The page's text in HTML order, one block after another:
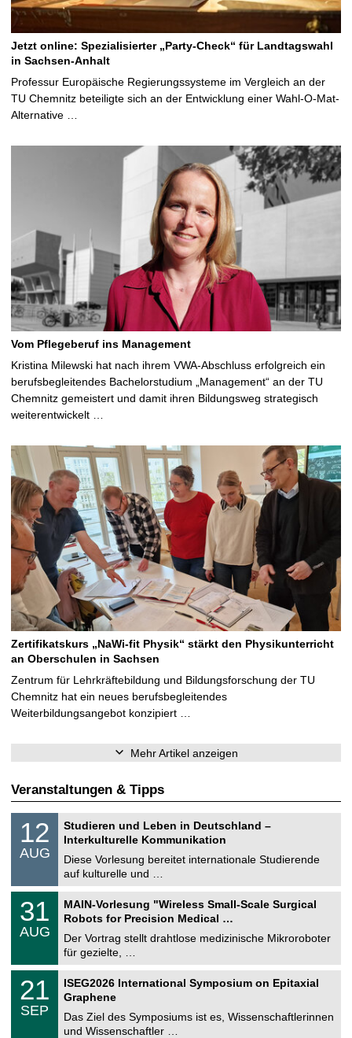
Jetzt online: Spezialisierter „Party-Check“ für Landtagswahl
in Sachsen-Anhalt
Professur Europäische Regierungssysteme im Vergleich an der
TU Chemnitz beteiligte sich an der Entwicklung einer Wahl-O-Mat-
Alternative …
Vom Pflegeberuf ins Management
Kristina Milewski hat nach ihrem VWA-Abschluss erfolgreich ein
berufsbegleitendes Bachelorstudium „Management“ an der TU
Chemnitz gemeistert und damit ihren Bildungsweg strategisch
weiterentwickelt …
Zertifikatskurs „NaWi-fit Physik“ stärkt den Physikunterricht
an Oberschulen in Sachsen
Zentrum für Lehrkräftebildung und Bildungsforschung der TU
Chemnitz hat ein neues berufsbegleitendes
Weiterbildungsangebot konzipiert …
Mehr Artikel anzeigen
Veranstaltungen & Tipps
g
1
0
2
0
2
6
12
AUG
Studieren und Leben in Deutschland –
Interkulturelle Kommunikation
Diese Vorlesung bereitet internationale Studierende
auf kulturelle und …
n
3
1
0
2
0
2
6
31
AUG
MAIN-Vorlesung "Wireless Small-Scale Surgical
Robots for Precision Medical …
Der Vortrag stellt drahtlose medizinische Mikroroboter
für gezielte, …
2
1
.
0
21
SEP
ISEG2026 International Symposium on Epitaxial
Graphene
Das Ziel des Symposiums ist es, Wissenschaftlerinnen
und Wissenschaftler …